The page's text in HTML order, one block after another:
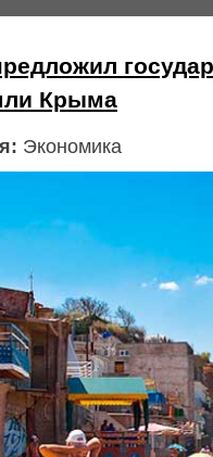
Крыма
Экономика